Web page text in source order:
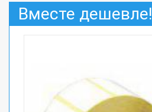
Вместе дешевле!